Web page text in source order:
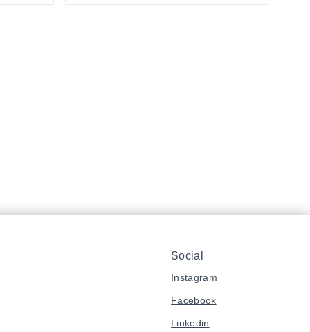
Social
Instagram
Facebook
Linkedin